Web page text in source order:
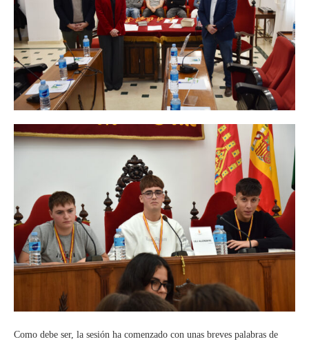
Como debe ser, la sesión ha comenzado con unas breves palabras de